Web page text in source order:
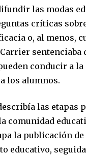
las modas
críticas
o, al menos,
sentenciaba
conducir a
los alumnos.
las
comunidad
la publicación
educativo,